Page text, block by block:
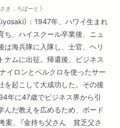
さき，ろばーと ）
）：1947年、ハワイ生まれ
、ハイスクール卒業後、ニュ
は海兵隊に入隊し、士官、ヘリ
ナムに出征。帰還後、ビジネス
イロンとベルクロを使ったサー
を起こして大成功した。その後
年に47歳でビジネス界から引
んだ教えを広めるため、ボード
案、『金持ち父さん 貧乏父さ